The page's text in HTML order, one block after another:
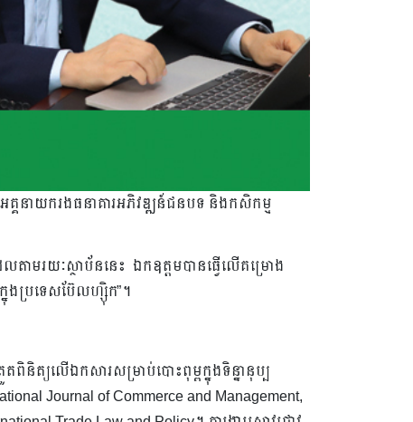
គនាយករងធនាគារអភិវឌ្ឍន៍ជនបទ និងកសិកម្ម
តាមរយៈស្ថាប័ននេះ ​ ឯកឧត្តមបានធ្វើលើគម្រោង
នុងប្រទេសប៊ែលហ្ស៊ិក”។
ត្រួតពិនិត្យលើឯកសារសម្រាប់បោះពុម្ពក្នុងទិន្នានុប្ប
Journal of Commerce and Management,